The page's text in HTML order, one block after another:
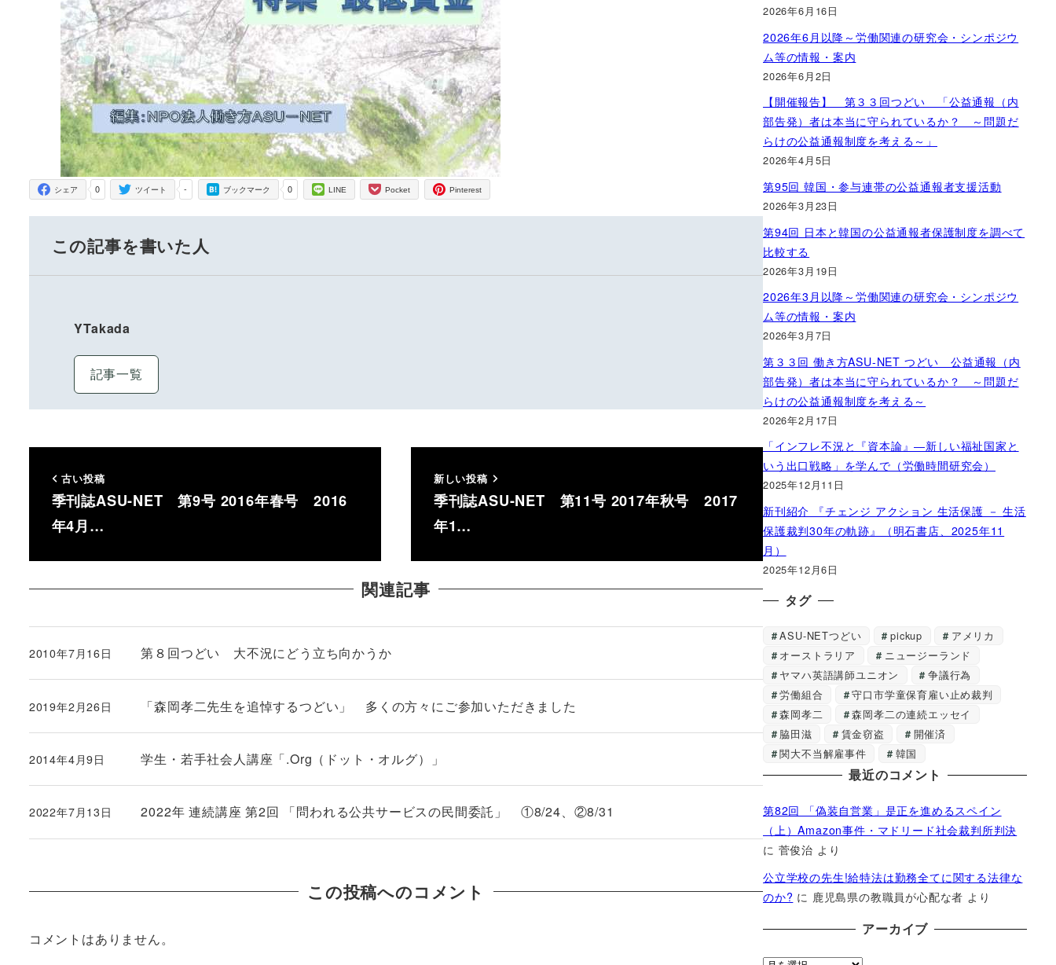
0
シェア -
ツイート 0
ブックマーク LINE Pocket Pinterest
この記事を書いた人
YTakada
記事一覧
古い投稿
季刊誌ASU-NET 第9号 2016年春号 2016
年4月…
新しい投稿
季刊誌ASU-NET 第11号 2017年秋号 2017
年1…
関連記事
第８回つどい 大不況にどう立ち向かうか
投稿日
2010年7月16日
「森岡孝二先生を追悼するつどい」 多くの方々にご参加いただきました
投稿日
2019年2月26日
学生・若手社会人講座「.Org（ドット・オルグ）」
投稿日
2014年4月9日
2022年 連続講座 第2回 「問われる公共サービスの民間委託」 ①8/24、②8/31
投稿日
2022年7月13日
この投稿へのコメント
コメントはありません。
2026年6月16日
2026年6月以降～労働関連の研究会・シンポジウ
ム等の情報・案内
2026年6月2日
【開催報告】 第３３回つどい 「公益通報（内
部告発）者は本当に守られているか？ ～問題だ
らけの公益通報制度を考える～」
2026年4月5日
第95回 韓国・参与連帯の公益通報者支援活動
2026年3月23日
第94回 日本と韓国の公益通報者保護制度を調べて
比較する
2026年3月19日
2026年3月以降～労働関連の研究会・シンポジウ
ム等の情報・案内
2026年3月7日
第３３回 働き方ASU-NET つどい 公益通報（内
部告発）者は本当に守られているか？ ～問題だ
らけの公益通報制度を考える～
2026年2月17日
「インフレ不況と『資本論』―新しい福祉国家と
いう出口戦略」を学んで（労働時間研究会）
2025年12月11日
新刊紹介 『チェンジ アクション 生活保護 － 生活
保護裁判30年の軌跡』（明石書店、2025年11
月）
2025年12月6日
タグ
ASU-NETつどい pickup
アメリカ
オーストラリア
ニュージーランド
ヤマハ英語講師ユニオン
争議行為
労働組合
守口市学童保育雇い止め裁判
森岡孝二
森岡孝二の連続エッセイ
脇田滋
賃金窃盗
開催済
関大不当解雇事件
韓国
最近のコメント
第82回 「偽装自営業」是正を進めるスペイン
（上）Amazon事件・マドリード社会裁判所判決
に 菅俊治 より
公立学校の先生!給特法は勤務全てに関する法律な
のか? に 鹿児島県の教職員が心配な者 より
アーカイブ